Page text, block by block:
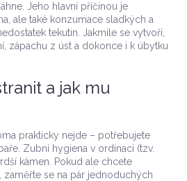
Jeho hlavní příčinou je
ale také konzumace sladkých a
tekutin. Jakmile se vytvoří,
zápachu z úst a dokonce i k úbytku
a jak mu
prakticky nejde – potřebujete
Zubní hygiena v ordinaci (tzv.
kámen. Pokud ale chcete
zaměřte se na pár jednoduchých